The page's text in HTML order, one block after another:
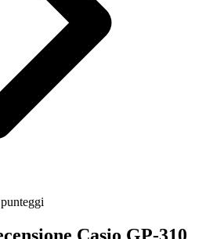
Casio GP-310